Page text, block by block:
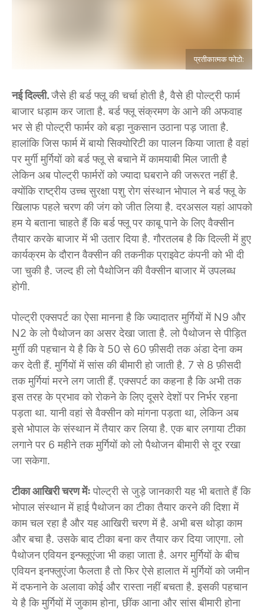
प्रतीकात्मक फोटो:
नई दिल्ली.जैसे ही बर्ड फ्लू की चर्चा होती है, वैसे ही पोल्ट्री फार्म
बाजार धड़ाम कर जाता है. बर्ड फ्लू संक्रमण के आने की अफवाह
भर से ही पोल्ट्री फार्मर को बड़ा नुकसान उठाना पड़ जाता है.
हालांकि जिस फार्म में बायो सिक्योरिटी का पालन किया जाता है वहां
पर मुर्गी मुर्गियों को बर्ड फ्लू से बचाने में कामयाबी मिल जाती है
लेकिन अब पोल्ट्री फार्मरों को ज्यादा घबराने की जरूरत नहीं है.
क्योंकि राष्ट्रीय उच्च सुरक्षा पशु रोग संस्थान भोपाल ने बर्ड फ्लू के
खिलाफ पहले चरण की जंग को जीत लिया है. दरअसल यहां आपको
हम ये बताना चाहते हैं कि बर्ड फ्लू पर काबू पाने के लिए वैक्सीन
तैयार करके बाजार में भी उतार दिया है. गौरतलब है कि दिल्ली में हुए
कार्यक्रम के दौरान वैक्सीन की तकनीक प्राइवेट कंपनी को भी दी
जा चुकी है. जल्द ही लो पैथोजिन की वैक्सीन बाजार में उपलब्ध
होगी.
पोल्ट्री एक्सपर्ट का ऐसा मानना है कि ज्यादातर मुर्गियों में N9 और
N2 के लो पैथोजन का असर देखा जाता है. लो पैथोजन से पीड़ित
मुर्गी की पहचान ये है कि वे 50 से 60 फ़ीसदी तक अंडा देना कम
कर देती हैं. मुर्गियों में सांस की बीमारी हो जाती है. 7 से 8 फ़ीसदी
तक मुर्गियां मरने लग जाती हैं. एक्सपर्ट का कहना है कि अभी तक
इस तरह के प्रभाव को रोकने के लिए दूसरे देशों पर निर्भर रहना
पड़ता था. यानी वहां से वैक्सीन को मांगना पड़ता था, लेकिन अब
इसे भोपाल के संस्थान में तैयार कर लिया है. एक बार लगाया टीका
लगाने पर 6 महीने तक मुर्गियों को लो पैथोजन बीमारी से दूर रखा
जा सकेगा.
टीका आखिरी चरण मेंःपोल्ट्री से जुड़े जानकारी यह भी बताते हैं कि
भोपाल संस्थान में हाई पैथोजन का टीका तैयार करने की दिशा में
काम चल रहा है और यह आखिरी चरण में है. अभी बस थोड़ा काम
और बचा है. उसके बाद टीका बना कर तैयार कर दिया जाएगा. लो
पैथोजन एवियन इन्फ्लूएंजा भी कहा जाता है. अगर मुर्गियों के बीच
एवियन इनफ्लुएंजा फैलता है तो फिर ऐसे हालात में मुर्गियों को जमीन
में दफनाने के अलावा कोई और रास्ता नहीं बचता है. इसकी पहचान
ये है कि मुर्गियों में जुकाम होना, छींक आना और सांस बीमारी होना